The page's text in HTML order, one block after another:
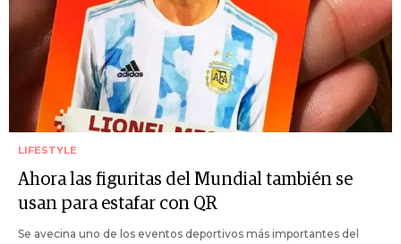
LIFESTYLE
Ahora las figuritas del Mundial también se
usan para estafar con QR
Se avecina uno de los eventos deportivos más importantes del